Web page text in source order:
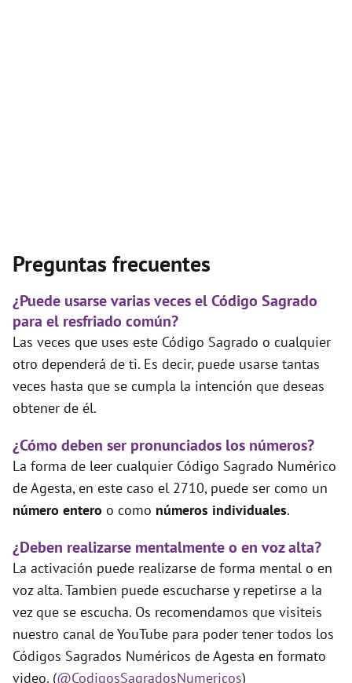
Preguntas frecuentes
¿Puede usarse varias veces el Código Sagrado
para el resfriado común?
Las veces que uses este Código Sagrado o cualquier
otro dependerá de ti. Es decir, puede usarse tantas
veces hasta que se cumpla la intención que deseas
obtener de él.
¿Cómo deben ser pronunciados los números?
La forma de leer cualquier Código Sagrado Numérico
de Agesta, en este caso el 2710, puede ser como un
número entero o como números individuales.
¿Deben realizarse mentalmente o en voz alta?
La activación puede realizarse de forma mental o en
voz alta. Tambien puede escucharse y repetirse a la
vez que se escucha. Os recomendamos que visiteis
nuestro canal de YouTube para poder tener todos los
Códigos Sagrados Numéricos de Agesta en formato
video. (@CodigosSagradosNumericos)